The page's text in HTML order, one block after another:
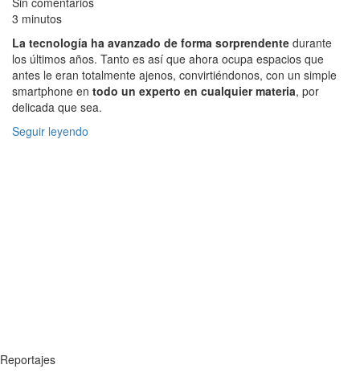
3 minutos
La tecnología ha avanzado de forma sorprendente durante
los últimos años. Tanto es así que ahora ocupa espacios que
antes le eran totalmente ajenos, convirtiéndonos, con un simple
smartphone en todo un experto en cualquier materia, por
delicada que sea.
Seguir leyendo
Reportajes